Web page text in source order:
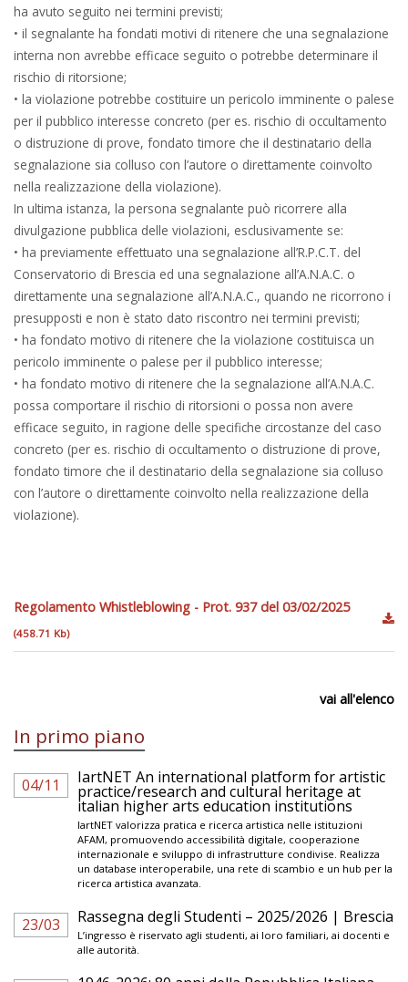
ha avuto seguito nei termini previsti;
• il segnalante ha fondati motivi di ritenere che una segnalazione
interna non avrebbe efficace seguito o potrebbe determinare il
rischio di ritorsione;
• la violazione potrebbe costituire un pericolo imminente o palese
per il pubblico interesse concreto (per es. rischio di occultamento
o distruzione di prove, fondato timore che il destinatario della
segnalazione sia colluso con l’autore o direttamente coinvolto
nella realizzazione della violazione).
In ultima istanza, la persona segnalante può ricorrere alla
divulgazione pubblica delle violazioni, esclusivamente se:
• ha previamente effettuato una segnalazione all’R.P.C.T. del
Conservatorio di Brescia ed una segnalazione all’A.N.A.C. o
direttamente una segnalazione all’A.N.A.C., quando ne ricorrono i
presupposti e non è stato dato riscontro nei termini previsti;
• ha fondato motivo di ritenere che la violazione costituisca un
pericolo imminente o palese per il pubblico interesse;
• ha fondato motivo di ritenere che la segnalazione all’A.N.A.C.
possa comportare il rischio di ritorsioni o possa non avere
efficace seguito, in ragione delle specifiche circostanze del caso
concreto (per es. rischio di occultamento o distruzione di prove,
fondato timore che il destinatario della segnalazione sia colluso
con l’autore o direttamente coinvolto nella realizzazione della
violazione).
Regolamento Whistleblowing - Prot. 937 del 03/02/2025
(458.71 Kb)
vai all'elenco
In primo piano
04/11 IartNET An international platform for artistic
practice/research and cultural heritage at
italian higher arts education institutions
IartNET valorizza pratica e ricerca artistica nelle istituzioni
AFAM, promuovendo accessibilità digitale, cooperazione
internazionale e sviluppo di infrastrutture condivise. Realizza
un database interoperabile, una rete di scambio e un hub per la
ricerca artistica avanzata.
23/03 Rassegna degli Studenti – 2025/2026 | Brescia
L’ingresso è riservato agli studenti, ai loro familiari, ai docenti e
alle autorità.